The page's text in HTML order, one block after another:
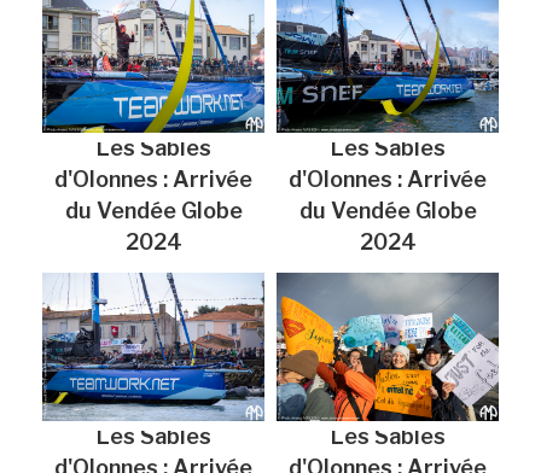
Les Sables
d'Olonnes : Arrivée
du Vendée Globe
2024
Les Sables
d'Olonnes : Arrivée
du Vendée Globe
2024
Les Sables
d'Olonnes : Arrivée
Les Sables
d'Olonnes : Arrivée